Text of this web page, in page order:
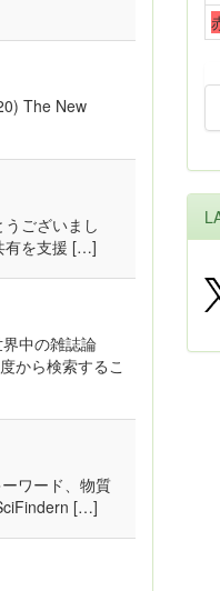
The New
ございまし
有を支援 […]
中の雑誌論
から検索するこ
ワード、物質
[…]